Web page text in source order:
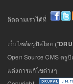
ติดตามเราได้ที่
เว็บไซต์ดรูปัลไทย ("
Open Source CMS ดรู
แต่งการแก้ไขต่างๆ